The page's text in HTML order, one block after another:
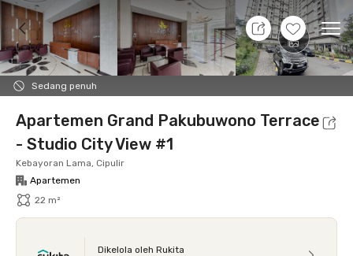
+10
Sedang penuh
8 Agt 26 - Belum tahu
Foto Fasilitas bersama Lokasi Aturan
Apartemen Grand Pakubuwono Terrace
- Studio City View #1
Kebayoran Lama, Cipulir
Apartemen
22 m²
Dikelola oleh Rukita